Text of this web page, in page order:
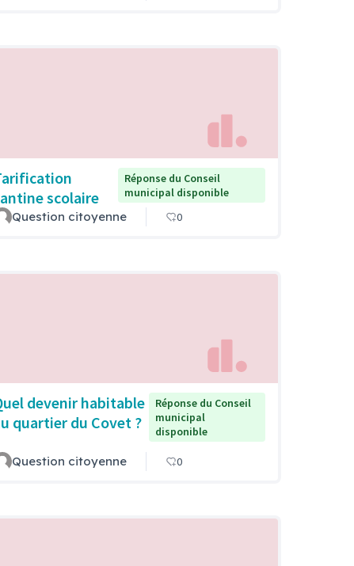
scolaire
Réponse du Conseil
municipal disponible
Question citoyenne 0
devenir habitable
quartier du Covet ?
Réponse du Conseil
municipal
disponible
Question citoyenne 0